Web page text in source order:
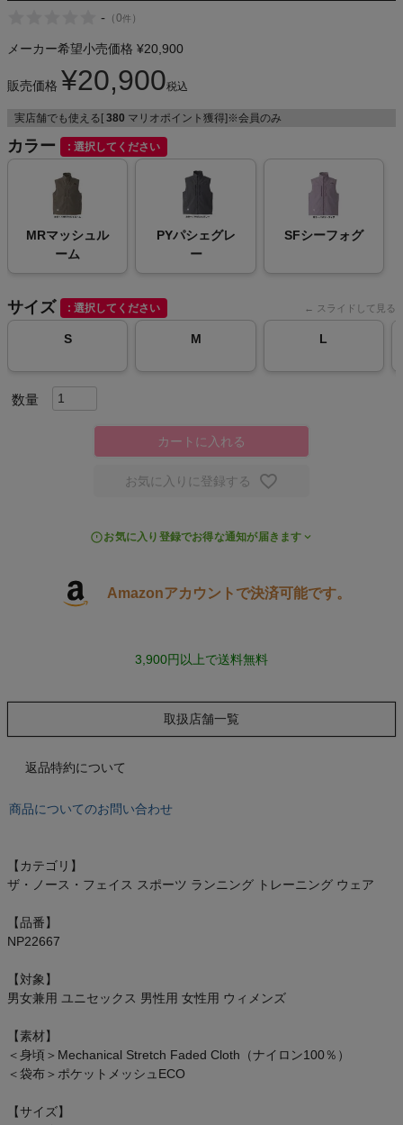
もっと見る
メンズカジュアルウェア
レディースカジュアルウェア
メンズスポーツウェア
レディーススポーツウェア
キャンプ・フェス
サックス SAXX
オン On
スポーツマリオTOP
ベースボールマリオ（野球商品）
- （0件 ）
メーカー希望小売価格 ¥20,900
販売価格 ¥20,900税込
実店舗でも使える[ 380 マリオポイント獲得]※会員のみ
カラー 選択してください
MRマッシュル
ーム
PYパシェグレ
ー
SFシーフォグ
サイズ 選択してください
S M L
カートに入れる
お気に入りに登録する
お気に入り登録でお得な通知が届きます
Amazonアカウントで決済可能です。
3,900円以上で送料無料
取扱店舗一覧
返品特約について
商品についてのお問い合わせ
【カテゴリ】
ザ・ノース・フェイス スポーツ ランニング トレーニング ウェア
【品番】
NP22667
【対象】
男女兼用 ユニセックス 男性用 女性用 ウィメンズ
【素材】
＜身頃＞Mechanical Stretch Faded Cloth（ナイロン100％）
＜袋布＞ポケットメッシュECO
【サイズ】